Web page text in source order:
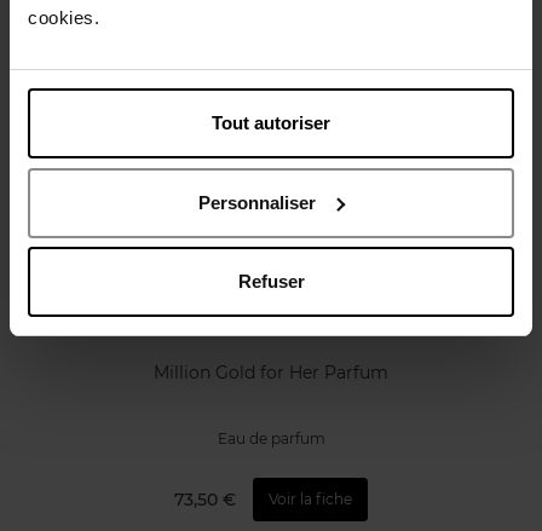
cookies.
Tout autoriser
Personnaliser
Refuser
Avis client
Vous aimerez peut-être
Million Gold for Her Parfum
Eau de parfum
73,50 € Voir la fiche